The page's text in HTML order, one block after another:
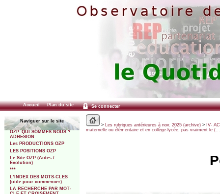
Accueil Plan du site Se connecter
Naviguer sur le site
OZP. QUI SOMMES NOUS ?
ADHESION
Les PRODUCTIONS OZP
LES POSITIONS OZP
Le Site OZP (Aides /
Evolution)
***
L’INDEX DES MOTS-CLES
(utile pour commencer)
LA RECHERCHE PAR MOT-
> Les rubriques antérieures à nov. 2025 (archive)> IV-
maternelle ou élémentaire et en collège-lycée, pas vraiment le